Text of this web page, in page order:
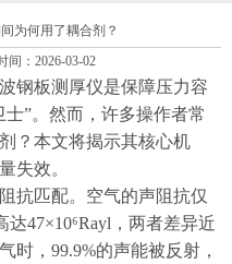
为何用了耦合剂？
间：2026-03-02
钢板测厚仪是保障压力容
”。然而，许多操作者常
？本文将揭示其核心机
失效。
匹配。空气的声阻抗仅
达47×10⁶Rayl，两者差异近
时，99.9%的声能被反射，